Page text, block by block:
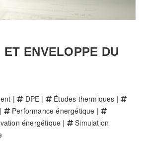
ET ENVELOPPE DU
| DPE |
Études thermiques |
Performance énergétique |
énergétique |
Simulation